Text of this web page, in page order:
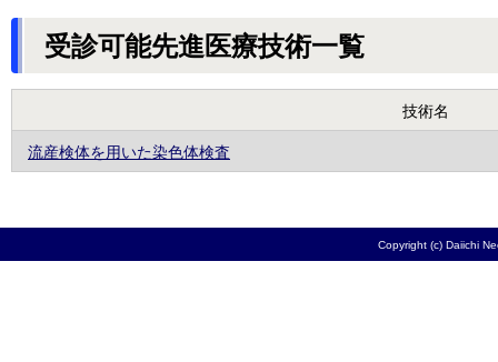
受診可能先進医療技術一覧
技術名
流産検体を用いた染色体検査
Copyright (c) Daiichi